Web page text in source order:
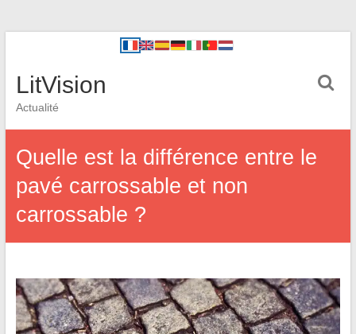
LitVision
Actualité
Quelle est la différence entre le
pavé carrossable et non
carrossable ?